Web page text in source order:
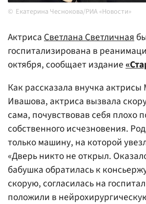
Екатерина Чеснокова/РИА «Новости»
АктрисаСветлана Светличная
госпитализирована в
октября, сообщает издание
Как рассказала внучка
Ивашова, актриса вызвала
сама, почувствовав себя плохо
собственного исчезновения.
только машину, на которой
«Дверь никто не открыл.
бабушка обратилась к
скорую, согласилась на
положили в